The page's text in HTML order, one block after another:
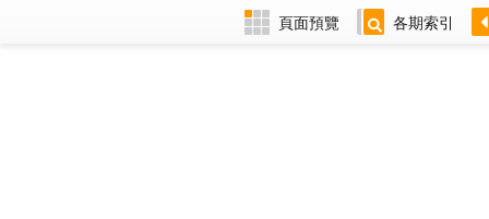
頁面預覽 各期索引